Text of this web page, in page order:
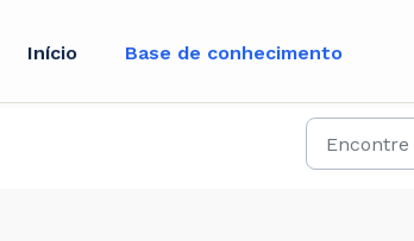
Início Base de conhecimento